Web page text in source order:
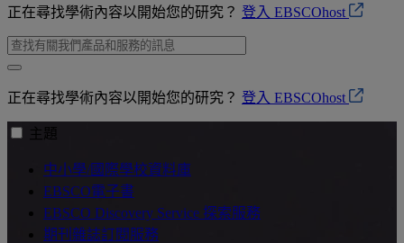
正在尋找學術內容以開始您的研究？ 登入 EBSCOhost
正在尋找學術內容以開始您的研究？ 登入 EBSCOhost
主題
中小學/國際學校資料庫
EBSCO電子書
EBSCO Discovery Service 探索服務
期刊雜誌訂閱服務